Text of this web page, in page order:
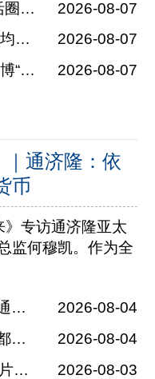
汉文化IP串起“无边界”生活圈 马王...
2026-08-07
上海机场持续高位运行 日均保障航班2...
2026-08-07
人民广场的玉米又熟了 上博“美洲展”...
2026-08-07
通济隆：依
币
》专访通济隆亚太
监何穆凯。作为全
总部面对面（第二季）｜通济隆：依托金...
2026-08-04
《百姓话思想》第七季｜都市村庄
2026-08-04
第48届世界技能大赛主题片发布，肖战...
2026-08-03